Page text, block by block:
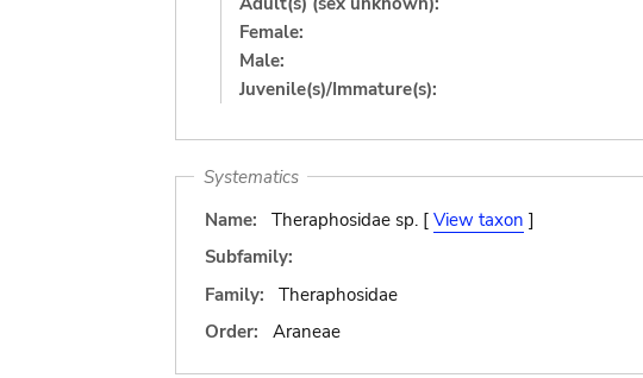
Female:
Male:
Juvenile(s)/Immature(s):
Systematics
Name:
Theraphosidae sp. [ View taxon ]
Subfamily:
Family:
Theraphosidae
Order:
Araneae